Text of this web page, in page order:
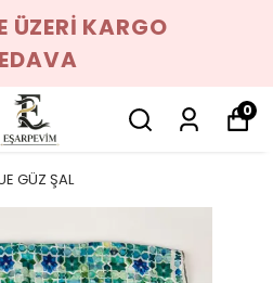
ÜZERİ KARGO
0
GÜZ ŞAL